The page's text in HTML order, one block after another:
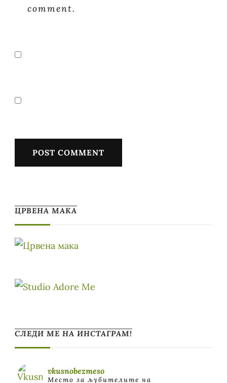
comment.
ЦРВЕНА МАКА
СЛЕДИ МЕ НА ИНСТАГРАМ!
vkusnobezmeso
Место за љубителите на